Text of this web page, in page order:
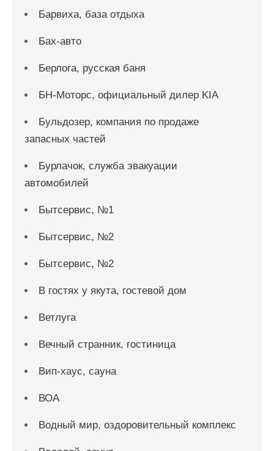
Барвиха, база отдыха
Бах-авто
Берлога, русская баня
БН-Моторс, официальный дилер KIA
Бульдозер, компания по продаже
запасных частей
Бурлачок, служба эвакуации
автомобилей
Бытсервис, №1
Бытсервис, №2
Бытсервис, №2
В гостях у якута, гостевой дом
Ветлуга
Вечный странник, гостиница
Вип-хаус, сауна
ВОА
Водный мир, оздоровительный комплекс